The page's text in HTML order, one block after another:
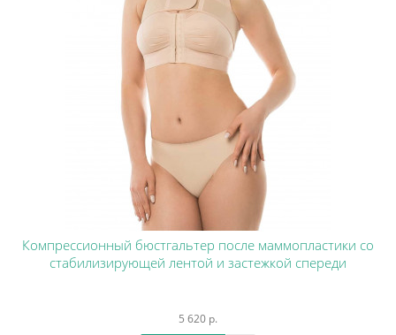
Компрессионный бюстгальтер после маммопластики со
стабилизирующей лентой и застежкой спереди
5 620 р.